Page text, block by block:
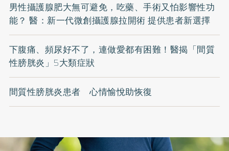
男性攝護腺肥大無可避免，吃藥、手術又怕影響性功
能？ 醫：新一代微創攝護腺拉開術 提供患者新選擇
下腹痛、頻尿好不了，連做愛都有困難！醫揭「間質
性膀胱炎」5大類症狀
間質性膀胱炎患者 心情愉悅助恢復